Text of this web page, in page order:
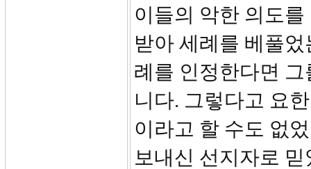
이들의 악한 의도
받아 세례를 베풀
례를 인정한다면
니다. 그렇다고 요
이라고 할 수도 없
보내신 선지자로